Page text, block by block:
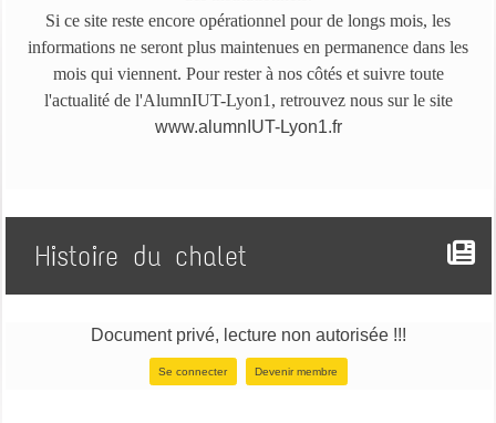
Si ce site reste encore opérationnel pour de longs mois, les
informations ne seront plus maintenues en permanence dans les
mois qui viennent. Pour rester à nos côtés et suivre toute
l'actualité de l'AlumnIUT-Lyon1, retrouvez nous sur le site
www.alumnIUT-Lyon1.fr
Histoire du chalet
Document privé, lecture non autorisée !!!
Se connecter Devenir membre